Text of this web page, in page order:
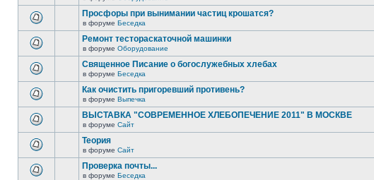
Просфоры при вынимании частиц крошатся?
в форуме Беседка
Ремонт тестораскаточной машинки
в форуме Оборудование
Священное Писание о богослужебных хлебах
в форуме Беседка
Как очистить пригоревший противень?
в форуме Выпечка
ВЫСТАВКА "СОВРЕМЕННОЕ ХЛЕБОПЕЧЕНИЕ 2011" В МОСКВЕ
в форуме Сайт
Теория
в форуме Сайт
Проверка почты...
в форуме Беседка